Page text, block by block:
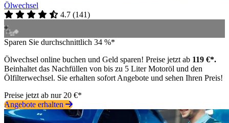
Ölwechsel
4.7 (141)
Sparen Sie durchschnittlich 34 %*
Ölwechsel online buchen und Geld sparen! Preise jetzt ab 119 €*.
Beinhaltet das Nachfüllen von bis zu 5 Liter Motoröl und den
Ölfilterwechsel. Sie erhalten sofort Angebote und sehen Ihren Preis!
Preise jetzt ab nur 20 €*
Angebote erhalten